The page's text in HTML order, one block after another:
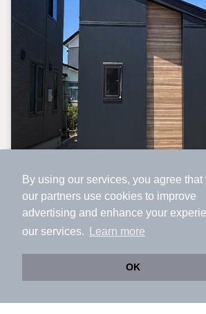
By using our services, you agree that
our partners use cookies to improve
advertising and enhance your
our services.
Learn more
OK
より使いやすくなっ
アプリで物件探しし
サクサク動く地図で物件検